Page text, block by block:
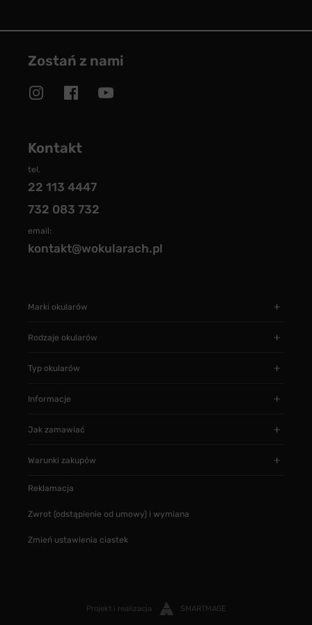
Zostań z nami
Kontakt
tel.
22 113 4447
732 083 732
email:
kontakt@wokularach.pl
Marki okularów
Rodzaje okularów
Typ okularów
Informacje
Jak zamawiać
Warunki zakupów
Reklamacja
Zwrot (odstąpienie od umowy) i wymiana
Zmień ustawienia ciastek
Projekt i realizacja SMARTMAGE